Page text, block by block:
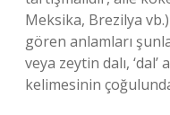
Meksika, Brezilya
gören anlamları
veya zeytin dalı,
kelimesinin